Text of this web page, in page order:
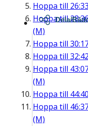
Hoppa till 26:33
Hoppa till
(M)
Hoppa till
Hoppa till 32:42
Hoppa till
(M)
Hoppa till 44:40
Hoppa till
(M)
Dela/